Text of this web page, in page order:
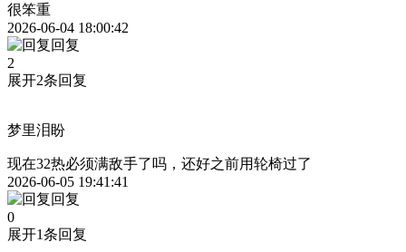
很笨重
2026-06-04 18:00:42
回复
2
展开2条回复
梦里泪盼
现在32热必须满敌手了吗，还好之前用轮椅过了
2026-06-05 19:41:41
回复
0
展开1条回复